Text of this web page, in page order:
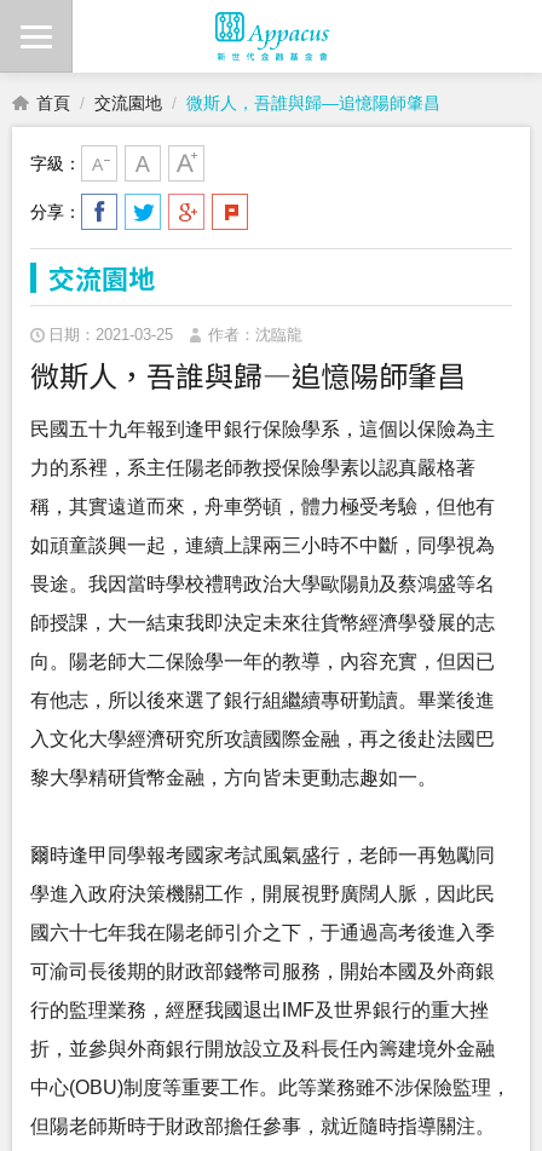
首頁 交流園地 微斯人，吾誰與歸—追憶陽師肇昌
字級：
分享：
交流園地
日期：2021-03-25 作者：沈臨龍
微斯人，吾誰與歸—追憶陽師肇昌
民國五十九年報到逢甲銀行保險學系，這個以保險為主
力的系裡，系主任陽老師教授保險學素以認真嚴格著
稱，其實遠道而來，舟車勞頓，體力極受考驗，但他有
如頑童談興一起，連續上課兩三小時不中斷，同學視為
畏途。我因當時學校禮聘政治大學歐陽勛及蔡鴻盛等名
師授課，大一結束我即決定未來往貨幣經濟學發展的志
向。陽老師大二保險學一年的教導，內容充實，但因已
有他志，所以後來選了銀行組繼續專研勤讀。畢業後進
入文化大學經濟研究所攻讀國際金融，再之後赴法國巴
黎大學精研貨幣金融，方向皆未更動志趣如一。
爾時逢甲同學報考國家考試風氣盛行，老師一再勉勵同
學進入政府決策機關工作，開展視野廣闊人脈，因此民
國六十七年我在陽老師引介之下，于通過高考後進入季
可渝司長後期的財政部錢幣司服務，開始本國及外商銀
行的監理業務，經歷我國退出IMF及世界銀行的重大挫
折，並參與外商銀行開放設立及科長任內籌建境外金融
中心(OBU)制度等重要工作。此等業務雖不涉保險監理，
但陽老師斯時于財政部擔任參事，就近隨時指導關注。